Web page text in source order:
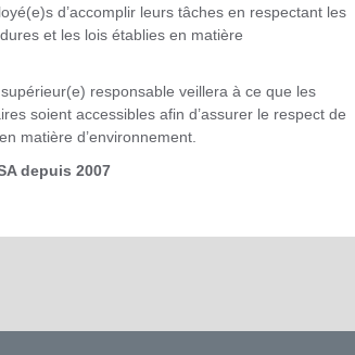
d’accomplir leurs tâches en respectant les
et les lois établies en matière
responsable veillera à ce que les
soient accessibles afin d’assurer le respect de
matière d’environnement.
depuis 2007